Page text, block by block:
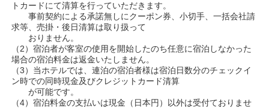
トカードにて清算を行っていただきます。
事前契約による承諾無しにクーポン券、小切手、一括会社請
求等、売掛・後日清算は取り扱って
おりません。
（2）宿泊者が客室の使用を開始したのち任意に宿泊しなかった
場合の宿泊料金は返金いたしません。
（3）当ホテルでは、連泊の宿泊者様は宿泊日数分のチェックイ
ン時での同時現金及びクレジットカード清算
が可能です。
（4）宿泊料金の支払いは現金（日本円）以外は受付ておりませ